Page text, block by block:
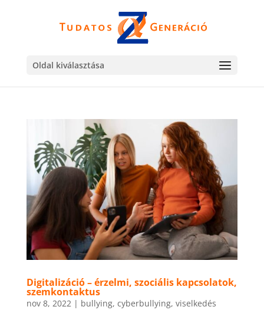
Oldal kiválasztása
Digitalizáció – érzelmi, szociális kapcsolatok,
szemkontaktus
nov 8, 2022| bullying, cyberbullying, viselkedés